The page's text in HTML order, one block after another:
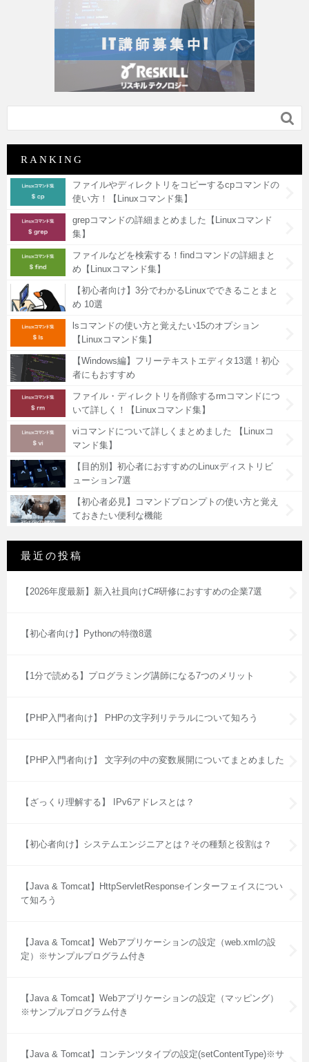

RANKING
ファイルやディレクトリをコピーするcpコマンドの
使い方！【Linuxコマンド集】
grepコマンドの詳細まとめました【Linuxコマンド
集】
ファイルなどを検索する！findコマンドの詳細まと
め【Linuxコマンド集】
【初心者向け】3分でわかるLinuxでできることまと
め 10選
lsコマンドの使い方と覚えたい15のオプション
【Linuxコマンド集】
【Windows編】フリーテキストエディタ13選！初心
者にもおすすめ
ファイル・ディレクトリを削除するrmコマンドにつ
いて詳しく！【Linuxコマンド集】
viコマンドについて詳しくまとめました 【Linuxコ
マンド集】
【目的別】初心者におすすめのLinuxディストリビ
ューション7選
【初心者必見】コマンドプロンプトの使い方と覚え
ておきたい便利な機能
最近の投稿
【2026年度最新】新入社員向けC#研修におすすめの企業7選
【初心者向け】Pythonの特徴8選
【1分で読める】プログラミング講師になる7つのメリット
【PHP入門者向け】 PHPの文字列リテラルについて知ろう
【PHP入門者向け】 文字列の中の変数展開についてまとめました
【ざっくり理解する】 IPv6アドレスとは？
【初心者向け】システムエンジニアとは？その種類と役割は？
【Java & Tomcat】HttpServletResponseインターフェイスについ
て知ろう
【Java & Tomcat】Webアプリケーションの設定（web.xmlの設
定）※サンプルプログラム付き
【Java & Tomcat】Webアプリケーションの設定（マッピング）
※サンプルプログラム付き
【Java & Tomcat】コンテンツタイプの設定(setContentType)※サ